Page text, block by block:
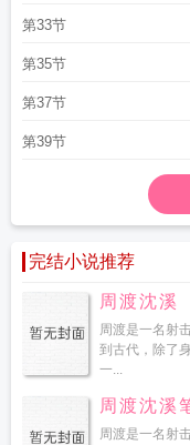
第33节
第35节
第37节
第39节
完结小说推荐
周渡沈溪
周渡是一名射
到古代，除了
一...
周渡沈溪
周渡是一名射